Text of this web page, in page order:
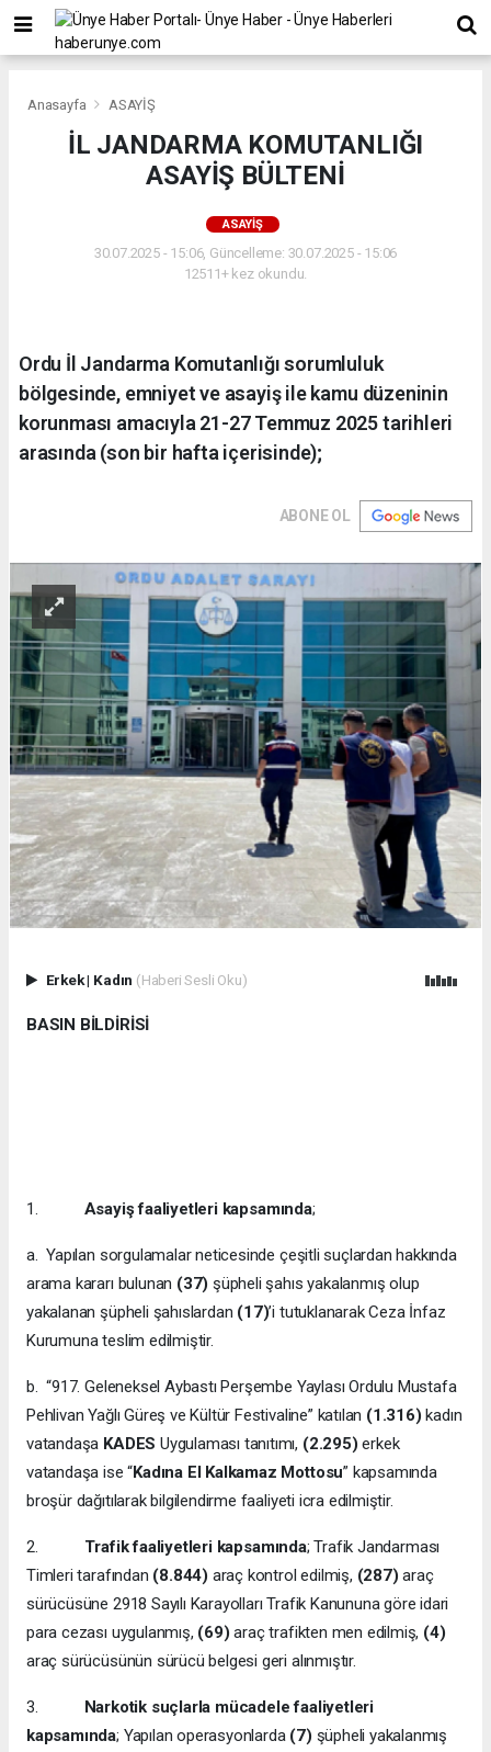
Anasayfa ASAYİŞ
İL JANDARMA KOMUTANLIĞI
ASAYİŞ BÜLTENİ
ASAYİŞ
30.07.2025 - 15:06, Güncelleme: 30.07.2025 - 15:06
12511+ kez okundu.
Ordu İl Jandarma Komutanlığı sorumluluk
bölgesinde, emniyet ve asayiş ile kamu düzeninin
korunması amacıyla 21-27 Temmuz 2025 tarihleri
arasında (son bir hafta içerisinde);
ABONE OL
Erkek| Kadın (Haberi Sesli Oku)
BASIN BİLDİRİSİ
1. Asayiş faaliyetleri kapsamında;
a. Yapılan sorgulamalar neticesinde çeşitli suçlardan hakkında
arama kararı bulunan (37) şüpheli şahıs yakalanmış olup
yakalanan şüpheli şahıslardan (17)’i tutuklanarak Ceza İnfaz
Kurumuna teslim edilmiştir.
b. “917. Geleneksel Aybastı Perşembe Yaylası Ordulu Mustafa
Pehlivan Yağlı Güreş ve Kültür Festivaline” katılan (1.316) kadın
vatandaşa KADES Uygulaması tanıtımı, (2.295) erkek
vatandaşa ise “Kadına El Kalkamaz Mottosu” kapsamında
broşür dağıtılarak bilgilendirme faaliyeti icra edilmiştir.
2. Trafik faaliyetleri kapsamında; Trafik Jandarması
Timleri tarafından (8.844) araç kontrol edilmiş, (287) araç
sürücüsüne 2918 Sayılı Karayolları Trafik Kanununa göre idari
para cezası uygulanmış, (69) araç trafikten men edilmiş, (4)
araç sürücüsünün sürücü belgesi geri alınmıştır.
3. Narkotik suçlarla mücadele faaliyetleri
kapsamında; Yapılan operasyonlarda (7) şüpheli yakalanmış